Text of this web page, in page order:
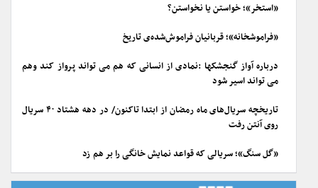
«استخر»؛ خواستن یا نخواستن؟
«فراموشخانه»؛ قربانیان فراموش‌شده‌ی تاریخ
درباره آواز گنجشکها :نمادی از انسانی که هم می تواند پرواز کند وهم
می تواند اسیر شود
تاریخچه سریال‌های ماه رمضان از ابتدا تاکنون/ در دهه هشتاد ۴۰ سریال
روی آنتن رفت
«گل سنگ»؛ سریالی که قواعد نمایش خانگی را بر هم زد